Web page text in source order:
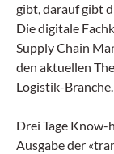
gibt, darauf gibt
Die digitale
Supply Chain
den aktuellen
Logistik-Branche.
Drei Tage
Ausgabe der